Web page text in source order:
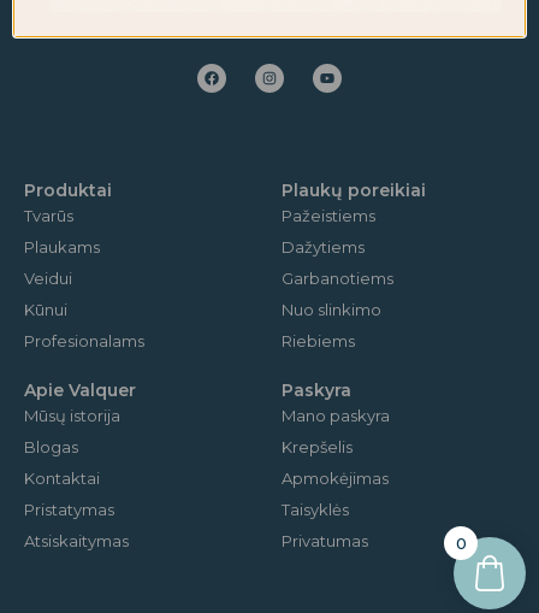
a
c
n
s
o
u
Produktai
Tvarūs
Plaukams
Veidui
Kūnui
Profesionalams
Plaukų poreikiai
Pažeistiems
Dažytiems
Garbanotiems
Nuo slinkimo
Riebiems
Apie Valquer
Mūsų istorija
Blogas
Kontaktai
Pristatymas
Atsiskaitymas
Paskyra
Mano paskyra
Krepšelis
Apmokėjimas
Taisyklės
Privatumas
0